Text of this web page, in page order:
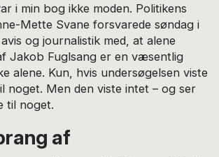
i min bog ikke moden. Politikens
Mette Svane forsvarede søndag i
og journalistik med, at alene
Jakob Fuglsang er en væsentlig
alene. Kun, hvis undersøgelsen viste
noget. Men den viste intet – og ser
til noget.
af